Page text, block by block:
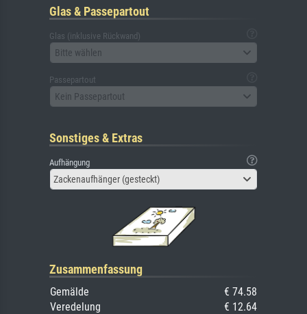
Glas & Passepartout
Glas (inklusive Rückwand)
Bitte wählen
Passepartout
Kein Passepartout
Sonstiges & Extras
Aufhängung
Zackenaufhänger (gesteckt)
Zusammenfassung
Gemälde
€ 74.58
Veredelung
€ 12.64